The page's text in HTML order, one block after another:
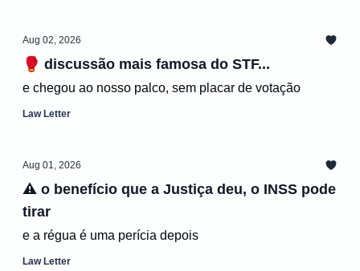
Aug 02, 2026
🥊 discussão mais famosa do STF...
e chegou ao nosso palco, sem placar de votação
Law Letter
Aug 01, 2026
⚠️ o benefício que a Justiça deu, o INSS pode
tirar
e a régua é uma perícia depois
Law Letter